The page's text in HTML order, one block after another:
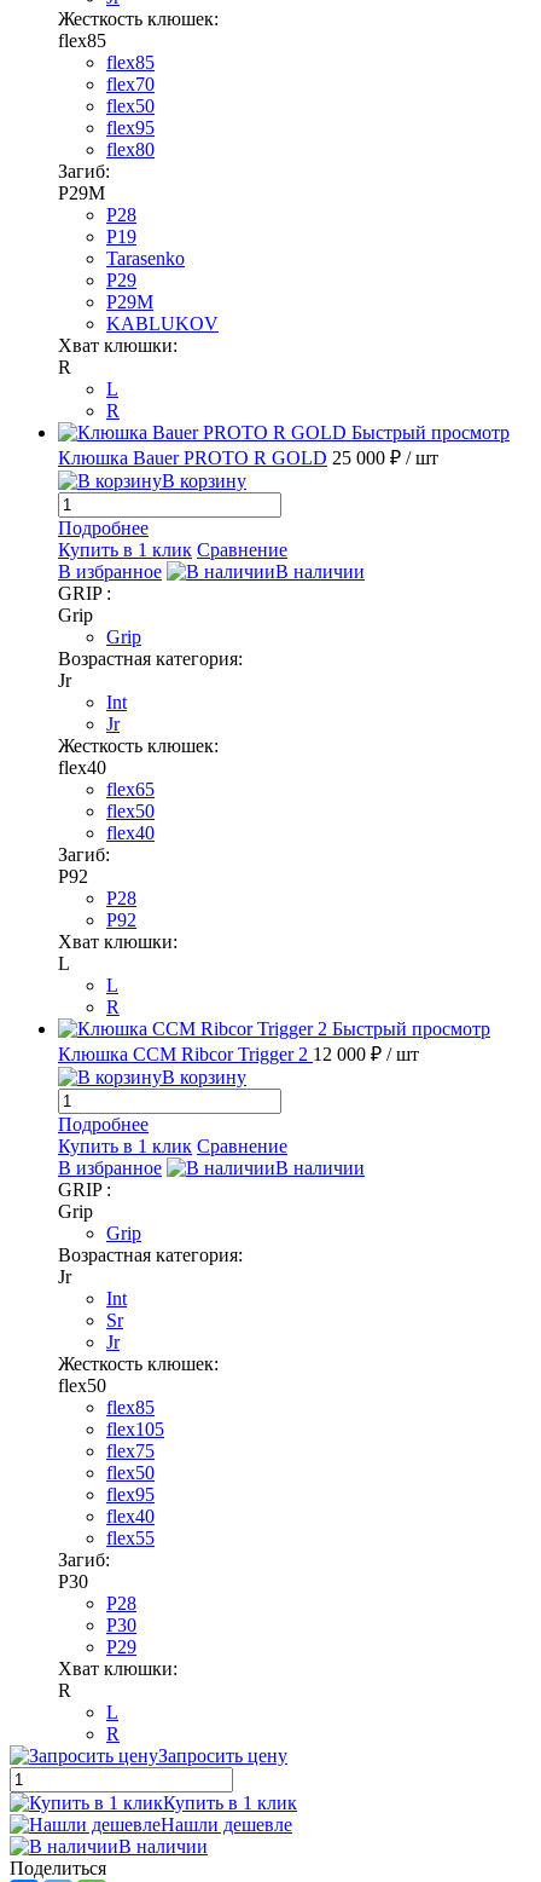
Жесткость клюшек:
flex85
flex85
flex70
flex50
flex95
flex80
Загиб:
P29M
P28
P19
Tarasenko
P29
P29M
KABLUKOV
Хват клюшки:
R
L
R
Быстрый просмотр
Клюшка Bauer PROTO R GOLD 25 000 ₽ / шт
В корзину
Подробнее
Купить в 1 клик Сравнение
В избранное
В наличии
GRIP :
Grip
Grip
Возрастная категория:
Jr
Int
Jr
Жесткость клюшек:
flex40
flex65
flex50
flex40
Загиб:
P92
P28
P92
Хват клюшки:
L
L
R
Быстрый просмотр
Клюшка CCM Ribcor Trigger 2 12 000 ₽ / шт
В корзину
Подробнее
Купить в 1 клик Сравнение
В избранное
В наличии
GRIP :
Grip
Grip
Возрастная категория:
Jr
Int
Sr
Jr
Жесткость клюшек:
flex50
flex85
flex105
flex75
flex50
flex95
flex40
flex55
Загиб:
P30
P28
P30
P29
Хват клюшки:
R
L
R
Запросить цену
Купить в 1 клик
Нашли дешевле
В наличии
Поделиться